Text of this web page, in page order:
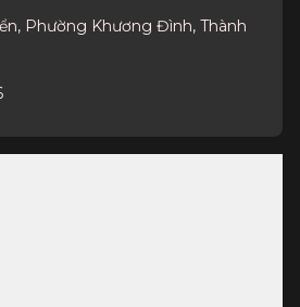
Phường Khương Đình, Thành